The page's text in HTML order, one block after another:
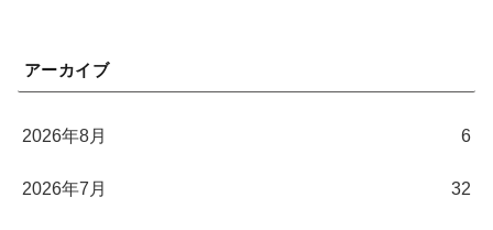
アーカイブ
2026年8月 6
2026年7月 32